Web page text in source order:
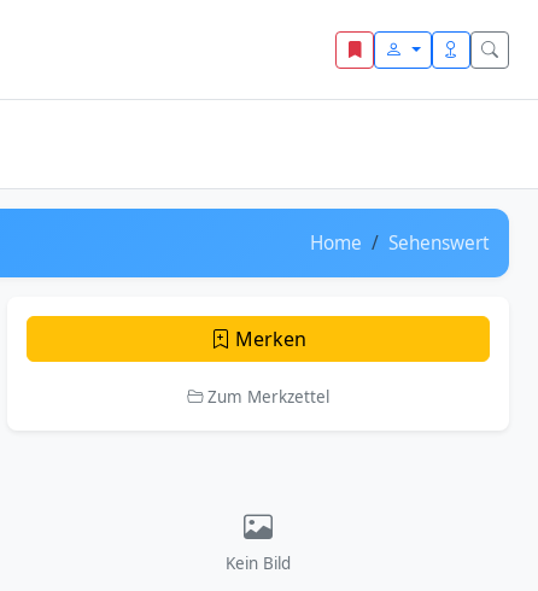
Home Sehenswert
Merken
Zum Merkzettel
Kein Bild